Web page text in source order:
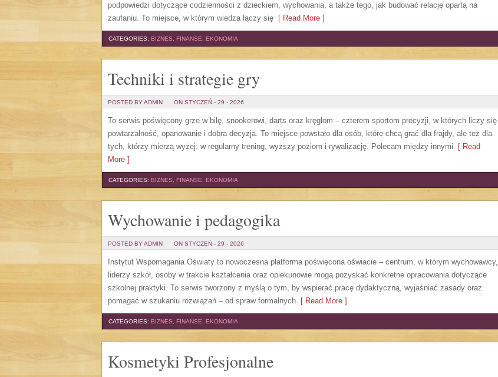
podpowiedzi dotyczące codzienności z dzieckiem, wychowania, a także tego, jak budować relację opartą na
zaufaniu. To miejsce, w którym wiedza łączy się [ Read More ]
CATEGORIES: BIZNES, FINANSE, EKONOMIA
Techniki i strategie gry
POSTED BY ADMIN ON STYCZEŃ - 29 - 2026
To serwis poświęcony grze w bilę, snookerowi, darts oraz kręglom – czterem sportom precyzji, w których liczy się
powtarzalność, opanowanie i dobra decyzja. To miejsce powstało dla osób, które chcą grać dla frajdy, ale też dla
tych, którzy mierzą wyżej: w regularny trening, wyższy poziom i rywalizację. Polecam między innymi [ Read
More ]
CATEGORIES: BIZNES, FINANSE, EKONOMIA
Wychowanie i pedagogika
POSTED BY ADMIN ON STYCZEŃ - 29 - 2026
Instytut Wspomagania Oświaty to nowoczesna platforma poświęcona oświacie – centrum, w którym wychowawcy,
liderzy szkół, osoby w trakcie kształcenia oraz opiekunowie mogą pozyskać konkretne opracowania dotyczące
szkolnej praktyki. To serwis tworzony z myślą o tym, by wspierać pracę dydaktyczną, wyjaśniać zasady oraz
pomagać w szukaniu rozwiązań – od spraw formalnych [ Read More ]
CATEGORIES: BIZNES, FINANSE, EKONOMIA
Kosmetyki Profesjonalne